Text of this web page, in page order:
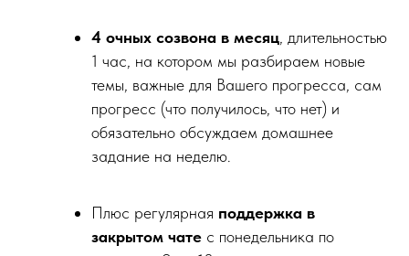
4 очных созвона в месяц, длительностью
1 час, на котором мы разбираем новые
темы, важные для Вашего прогресса, сам
прогресс (что получилось, что нет) и
обязательно обсуждаем домашнее
задание на неделю.
Плюс регулярная поддержка в
закрытом чате с понедельника по